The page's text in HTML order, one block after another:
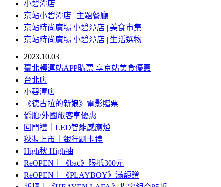
小碧潭店
京站小碧潭店 | 主題餐廳
京站時尚廣場 小碧潭店 | 美食市集
京站時尚廣場 小碧潭店 | 生活選物
2023.10.03
臺北轉運站APP購票 享京站美食優惠
台北店
小碧潭店
《德古拉的新娘》電影贈票
僑胞/外國旅客享優惠
回門禮｜LED智能感應燈
秋裝上市｜銀行刷卡禮
High秋 High抽
ReOPEN｜《bac》限抵300元
ReOPEN｜《PLAYBOY》滿額贈